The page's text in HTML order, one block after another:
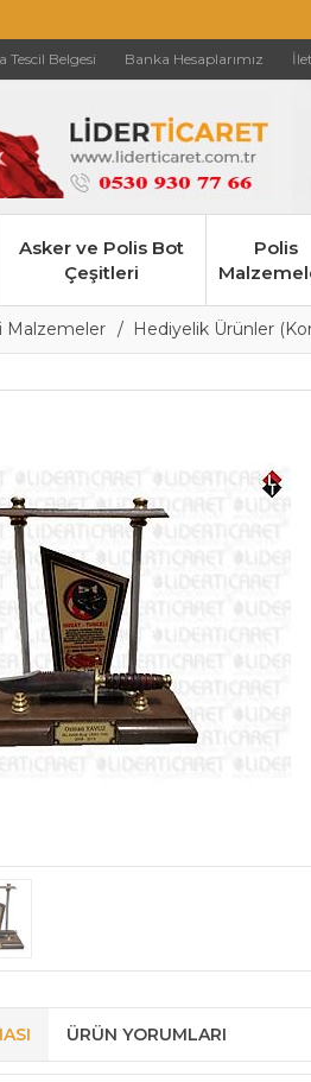
Tescil Belgesi Banka Hesaplarımız
Asker ve Polis Bot
Çeşitleri
Polis
Malzemeler Hediyelik Ürünler
ÜRÜN YORUMLARI